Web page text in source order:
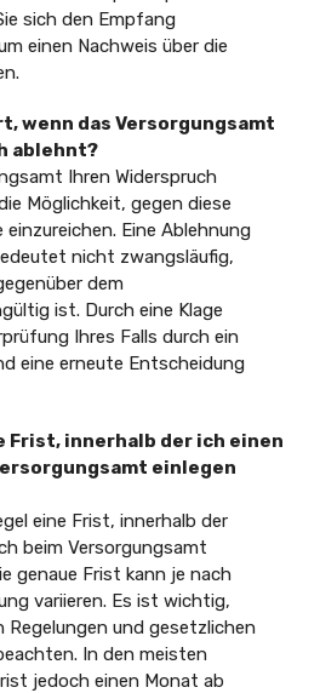
sich den Empfang
einen Nachweis über die
wenn das Versorgungsamt
ablehnt?
Ihren Widerspruch
Möglichkeit, gegen diese
Eine Ablehnung
nicht zwangsläufig,
dem
ist. Durch eine Klage
Ihres Falls durch ein
eine erneute Entscheidung
Frist, innerhalb der ich einen
einlegen
eine Frist, innerhalb der
beim Versorgungsamt
genaue Frist kann je nach
variieren. Es ist wichtig,
Regelungen und gesetzlichen
In den meisten
jedoch einen Monat ab